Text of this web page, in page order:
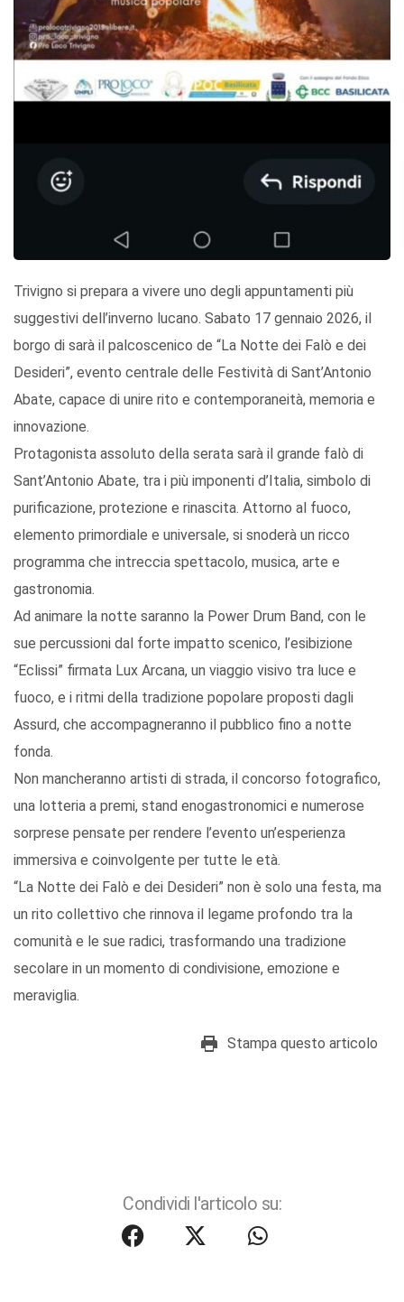
Trivigno si prepara a vivere uno degli appuntamenti più
suggestivi dell’inverno lucano. Sabato 17 gennaio 2026, il
borgo di sarà il palcoscenico de “La Notte dei Falò e dei
Desideri”, evento centrale delle Festività di Sant’Antonio
Abate, capace di unire rito e contemporaneità, memoria e
innovazione.
Protagonista assoluto della serata sarà il grande falò di
Sant’Antonio Abate, tra i più imponenti d’Italia, simbolo di
purificazione, protezione e rinascita. Attorno al fuoco,
elemento primordiale e universale, si snoderà un ricco
programma che intreccia spettacolo, musica, arte e
gastronomia.
Ad animare la notte saranno la Power Drum Band, con le
sue percussioni dal forte impatto scenico, l’esibizione
“Eclissi” firmata Lux Arcana, un viaggio visivo tra luce e
fuoco, e i ritmi della tradizione popolare proposti dagli
Assurd, che accompagneranno il pubblico fino a notte
fonda.
Non mancheranno artisti di strada, il concorso fotografico,
una lotteria a premi, stand enogastronomici e numerose
sorprese pensate per rendere l’evento un’esperienza
immersiva e coinvolgente per tutte le età.
“La Notte dei Falò e dei Desideri” non è solo una festa, ma
un rito collettivo che rinnova il legame profondo tra la
comunità e le sue radici, trasformando una tradizione
secolare in un momento di condivisione, emozione e
meraviglia.
Stampa questo articolo
Condividi l'articolo su: